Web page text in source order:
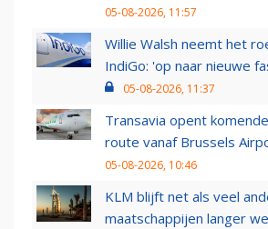
05-08-2026, 11:57
Willie Walsh neemt het
IndiGo: 'op naar nieuwe
05-08-2026, 11:37
Transavia opent
route vanaf Brussels
05-08-2026, 10:46
KLM blijft net als veel
maatschappijen langer